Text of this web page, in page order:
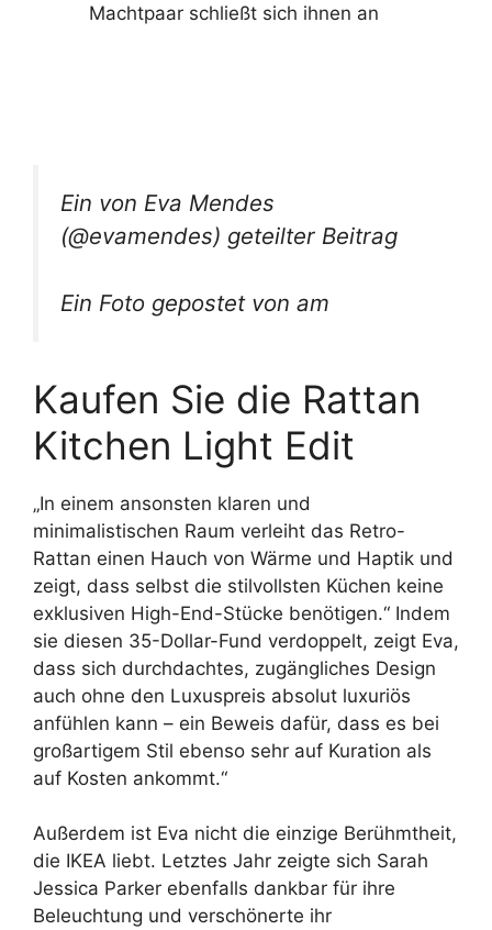
Machtpaar schließt sich ihnen an
Ein von Eva Mendes
(@evamendes) geteilter Beitrag
Ein Foto gepostet von am
Kaufen Sie die Rattan
Kitchen Light Edit
„In einem ansonsten klaren und
minimalistischen Raum verleiht das Retro-
Rattan einen Hauch von Wärme und Haptik und
zeigt, dass selbst die stilvollsten Küchen keine
exklusiven High-End-Stücke benötigen.“ Indem
sie diesen 35-Dollar-Fund verdoppelt, zeigt Eva,
dass sich durchdachtes, zugängliches Design
auch ohne den Luxuspreis absolut luxuriös
anfühlen kann – ein Beweis dafür, dass es bei
großartigem Stil ebenso sehr auf Kuration als
auf Kosten ankommt.“
Außerdem ist Eva nicht die einzige Berühmtheit,
die IKEA liebt. Letztes Jahr zeigte sich Sarah
Jessica Parker ebenfalls dankbar für ihre
Beleuchtung und verschönerte ihr